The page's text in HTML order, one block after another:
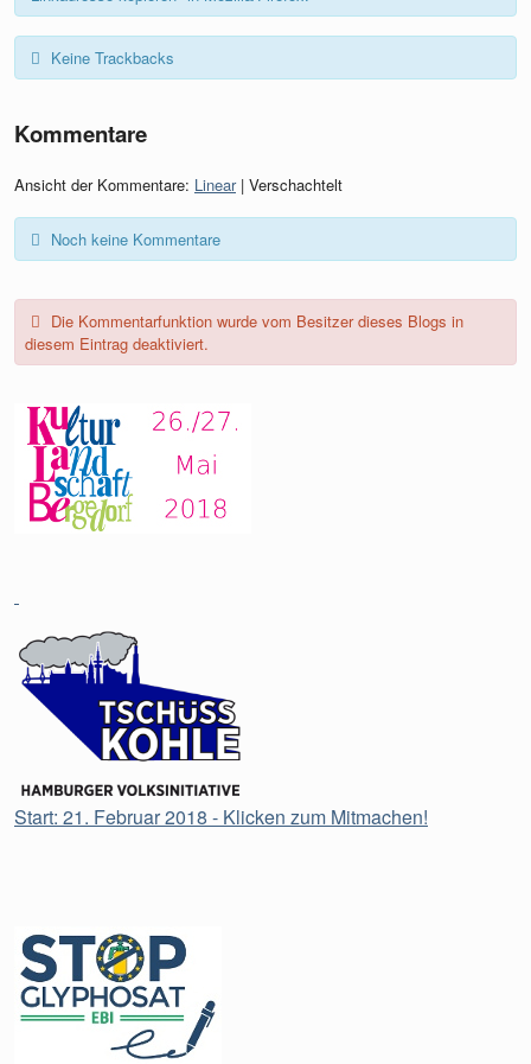
Keine Trackbacks
Kommentare
Ansicht der Kommentare: Linear| Verschachtelt
Noch keine Kommentare
Die Kommentarfunktion wurde vom Besitzer dieses Blogs in
diesem Eintrag deaktiviert.
Start: 21. Februar 2018 - Klicken zum Mitmachen!